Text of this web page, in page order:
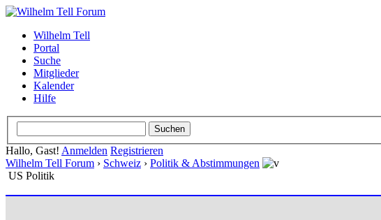
Wilhelm Tell
Portal
Suche
Mitglieder
Kalender
Hilfe
Hallo, Gast! Anmelden Registrieren
Wilhelm Tell Forum › Schweiz › Politik & Abstimmungen
US Politik